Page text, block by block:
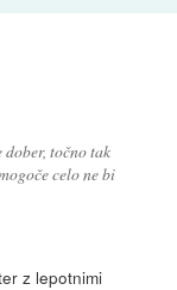
točno tak
celo ne bi
z lepotnimi